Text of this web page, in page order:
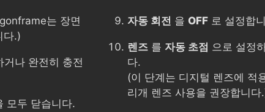
는 장면
다.)
나 완전히 충전
모두 닫습니다.
자동 회전 을 OFF 로 설정합
렌즈 를 자동 초점 으로 설정
다.
(이 단계는 디지털 렌즈에 적
리개 렌즈 사용을 권장합니다